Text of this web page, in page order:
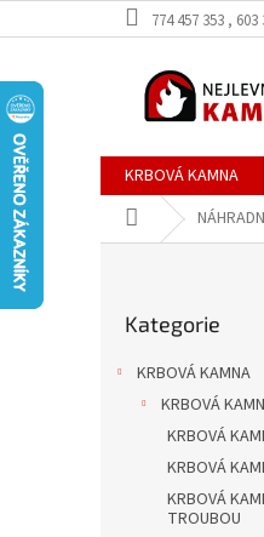
na
774 457 353 , 603
KRBOVÁ KAMNA
Domů
kategorie
Kategorie
KRBOVÁ KAMNA
KRBOVÁ
KRBOVÁ
KRBOVÁ
KRBOVÁ
TROUBOU